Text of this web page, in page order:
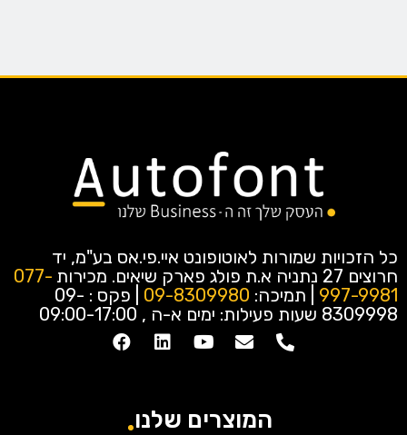
כל הזכויות שמורות לאוטופונט איי.פי.אס בע"מ, יד
חרוצים 27 נתניה א.ת פולג פארק שיאים.
מכירות 077-
997-9981
| תמיכה: 09-8309980
| פקס : 09-
8309998 שעות פעילות: ימים א-ה , 09:00-17:00
המוצרים שלנו